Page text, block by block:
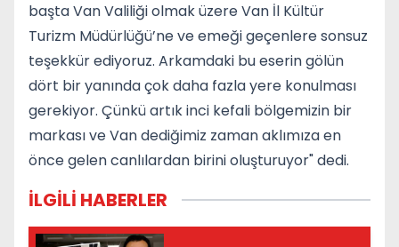
başta Van Valiliği olmak üzere Van İl Kültür
Turizm Müdürlüğü’ne ve emeği geçenlere sonsuz
teşekkür ediyoruz. Arkamdaki bu eserin gölün
dört bir yanında çok daha fazla yere konulması
gerekiyor. Çünkü artık inci kefali bölgemizin bir
markası ve Van dediğimiz zaman aklımıza en
önce gelen canlılardan birini oluşturuyor" dedi.
İLGİLİ HABERLER